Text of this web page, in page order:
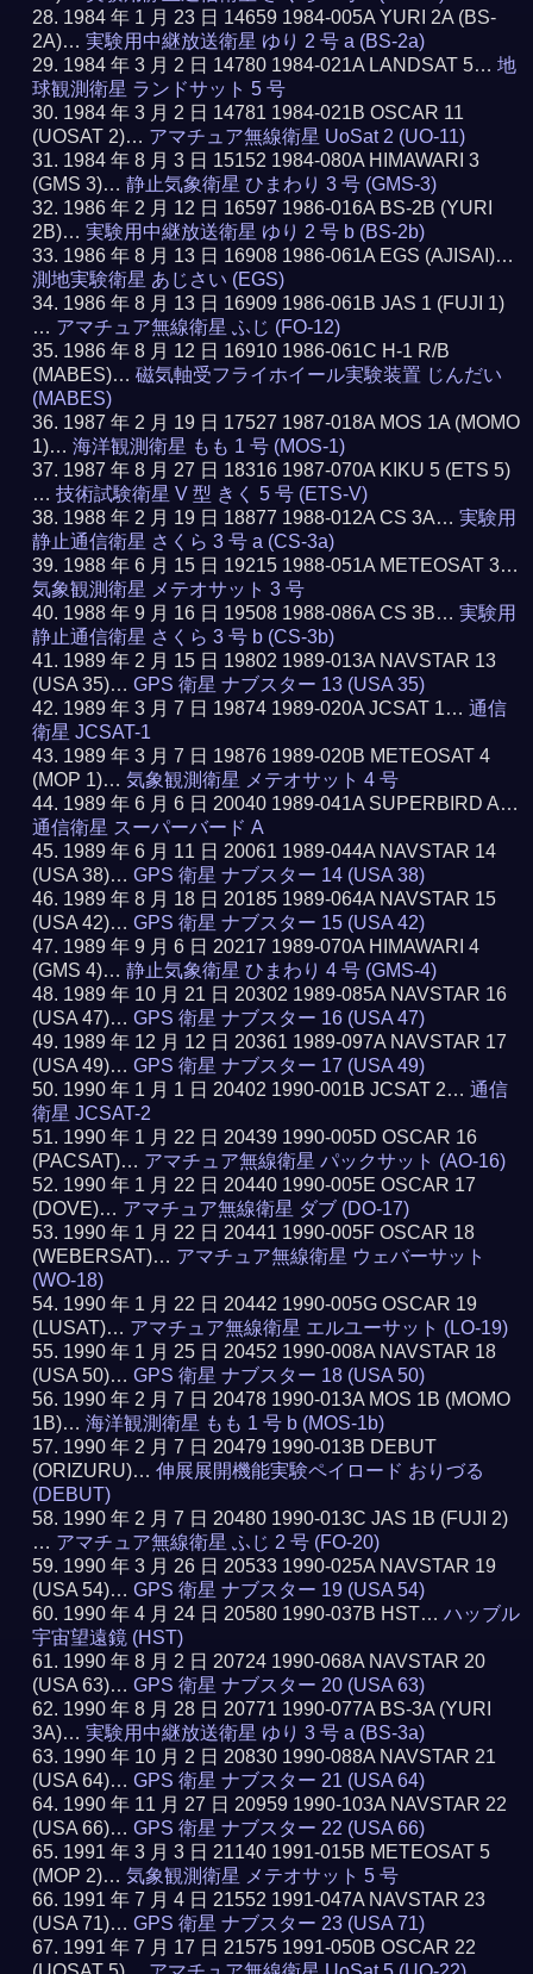
1984 年 1 月 23 日 14659 1984-005A YURI 2A (BS-
2A)…実験用中継放送衛星 ゆり 2 号 a (BS-2a)
1984 年 3 月 2 日 14780 1984-021A LANDSAT 5…地
球観測衛星 ランドサット 5 号
1984 年 3 月 2 日 14781 1984-021B OSCAR 11
(UOSAT 2)… アマチュア無線衛星 UoSat 2 (UO-11)
1984 年 8 月 3 日 15152 1984-080A HIMAWARI 3
(GMS 3)…静止気象衛星 ひまわり 3 号 (GMS-3)
1986 年 2 月 12 日 16597 1986-016A BS-2B (YURI
2B)…実験用中継放送衛星 ゆり 2 号 b (BS-2b)
1986 年 8 月 13 日 16908 1986-061A EGS (AJISAI)…
測地実験衛星 あじさい (EGS)
1986 年 8 月 13 日 16909 1986-061B JAS 1 (FUJI 1)
… アマチュア無線衛星 ふじ (FO-12)
1986 年 8 月 12 日 16910 1986-061C H-1 R/B
(MABES)…磁気軸受フライホイール実験装置 じんだい
(MABES)
1987 年 2 月 19 日 17527 1987-018A MOS 1A (MOMO
1)…海洋観測衛星 もも 1 号 (MOS-1)
1987 年 8 月 27 日 18316 1987-070A KIKU 5 (ETS 5)
…技術試験衛星 V 型 きく 5 号 (ETS-V)
1988 年 2 月 19 日 18877 1988-012A CS 3A…実験用
静止通信衛星 さくら 3 号 a (CS-3a)
1988 年 6 月 15 日 19215 1988-051A METEOSAT 3…
気象観測衛星 メテオサット 3 号
1988 年 9 月 16 日 19508 1988-086A CS 3B…実験用
静止通信衛星 さくら 3 号 b (CS-3b)
1989 年 2 月 15 日 19802 1989-013A NAVSTAR 13
(USA 35)…GPS 衛星 ナブスター 13 (USA 35)
1989 年 3 月 7 日 19874 1989-020A JCSAT 1…通信
衛星 JCSAT-1
1989 年 3 月 7 日 19876 1989-020B METEOSAT 4
(MOP 1)…気象観測衛星 メテオサット 4 号
1989 年 6 月 6 日 20040 1989-041A SUPERBIRD A…
通信衛星 スーパーバード A
1989 年 6 月 11 日 20061 1989-044A NAVSTAR 14
(USA 38)…GPS 衛星 ナブスター 14 (USA 38)
1989 年 8 月 18 日 20185 1989-064A NAVSTAR 15
(USA 42)…GPS 衛星 ナブスター 15 (USA 42)
1989 年 9 月 6 日 20217 1989-070A HIMAWARI 4
(GMS 4)…静止気象衛星 ひまわり 4 号 (GMS-4)
1989 年 10 月 21 日 20302 1989-085A NAVSTAR 16
(USA 47)…GPS 衛星 ナブスター 16 (USA 47)
1989 年 12 月 12 日 20361 1989-097A NAVSTAR 17
(USA 49)…GPS 衛星 ナブスター 17 (USA 49)
1990 年 1 月 1 日 20402 1990-001B JCSAT 2…通信
衛星 JCSAT-2
1990 年 1 月 22 日 20439 1990-005D OSCAR 16
(PACSAT)… アマチュア無線衛星 パックサット (AO-16)
1990 年 1 月 22 日 20440 1990-005E OSCAR 17
(DOVE)… アマチュア無線衛星 ダブ (DO-17)
1990 年 1 月 22 日 20441 1990-005F OSCAR 18
(WEBERSAT)… アマチュア無線衛星 ウェバーサット
(WO-18)
1990 年 1 月 22 日 20442 1990-005G OSCAR 19
(LUSAT)… アマチュア無線衛星 エルユーサット (LO-19)
1990 年 1 月 25 日 20452 1990-008A NAVSTAR 18
(USA 50)…GPS 衛星 ナブスター 18 (USA 50)
1990 年 2 月 7 日 20478 1990-013A MOS 1B (MOMO
1B)…海洋観測衛星 もも 1 号 b (MOS-1b)
1990 年 2 月 7 日 20479 1990-013B DEBUT
(ORIZURU)…伸展展開機能実験ペイロード おりづる
(DEBUT)
1990 年 2 月 7 日 20480 1990-013C JAS 1B (FUJI 2)
… アマチュア無線衛星 ふじ 2 号 (FO-20)
1990 年 3 月 26 日 20533 1990-025A NAVSTAR 19
(USA 54)…GPS 衛星 ナブスター 19 (USA 54)
1990 年 4 月 24 日 20580 1990-037B HST…ハッブル
宇宙望遠鏡 (HST)
1990 年 8 月 2 日 20724 1990-068A NAVSTAR 20
(USA 63)…GPS 衛星 ナブスター 20 (USA 63)
1990 年 8 月 28 日 20771 1990-077A BS-3A (YURI
3A)…実験用中継放送衛星 ゆり 3 号 a (BS-3a)
1990 年 10 月 2 日 20830 1990-088A NAVSTAR 21
(USA 64)…GPS 衛星 ナブスター 21 (USA 64)
1990 年 11 月 27 日 20959 1990-103A NAVSTAR 22
(USA 66)…GPS 衛星 ナブスター 22 (USA 66)
1991 年 3 月 3 日 21140 1991-015B METEOSAT 5
(MOP 2)…気象観測衛星 メテオサット 5 号
1991 年 7 月 4 日 21552 1991-047A NAVSTAR 23
(USA 71)…GPS 衛星 ナブスター 23 (USA 71)
1991 年 7 月 17 日 21575 1991-050B OSCAR 22